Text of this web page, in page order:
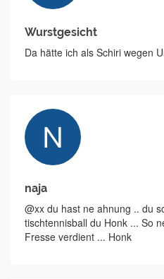
Wurstgesicht
Da hätte ich als Schiri wegen
naja
@xx du hast ne ahnung .. du
tischtennisball du Honk ... So
Fresse verdient ... Honk